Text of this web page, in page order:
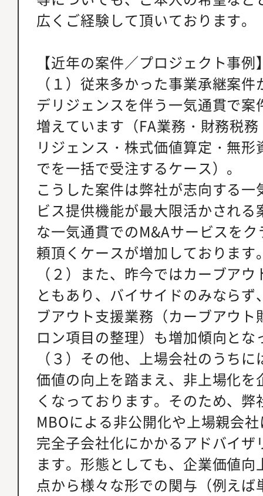
広くご経験して頂いております。
【近年の案件／プロジェクト事例
（１）従来多かった事業承継案
デリジェンスを伴う一気通貫で
増えています（FA業務・財務税
リジェンス・株式価値算定・無
でを一括で受注するケース）。
こうした案件は弊社が志向する
ビス提供機能が最大限活かされ
な一気通貫でのM&Aサービスを
頼頂くケースが増加しております
（２）また、昨今ではカーブア
ともあり、バイサイドのみなら
ブアウト支援業務（カーブアウ
ロン項目の整理）も増加傾向とな
（３）その他、上場会社のうち
価値の向上を踏まえ、非上場化
くなっております。そのため、
MBOによる非公開化や上場親会
完全子会社化にかかるアドバイ
ます。形態としても、企業価値
点から様々な形での関与（例えば